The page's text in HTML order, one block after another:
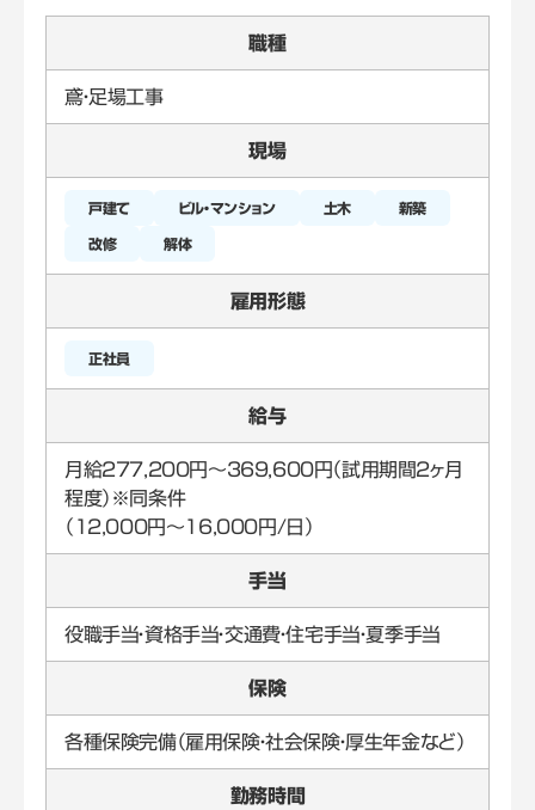
職種
鳶・足場工事
現場
戸建て ビル・マンション 土木 新築
改修 解体
雇用形態
正社員
給与
月給277,200円～369,600円（試用期間2ヶ月
程度）※同条件
（12,000円～16,000円/日）
手当
役職手当・資格手当・交通費・住宅手当・夏季手当
保険
各種保険完備（雇用保険・社会保険・厚生年金など）
勤務時間